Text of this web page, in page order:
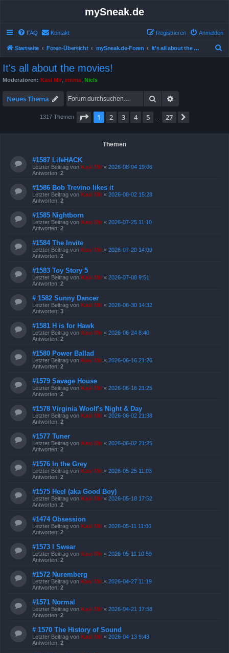
mySneak.de
FAQ Kontakt Anmelden
Registrieren
Startseite Foren-Übersicht mySneak.de-Foren It's all about the movies!
It's all about the movies!
Moderatoren: Kasi Mir emma Niels
Neues Thema Suche
1317 Themen Seite 1von
1 2 3 4 5 27
Themen
#1587 LifeHACK
Letzter Beitrag von Kasi Mir « 2026-08-04 19:06
Antworten: 2
#1586 Bob Trevino likes it
Letzter Beitrag von Kasi Mir « 2026-08-02 15:28
Antworten: 2
#1585 Nightborn
Letzter Beitrag von Kasi Mir « 2026-07-25 11:10
Antworten: 2
#1584 The Invite
Letzter Beitrag von Kasi Mir « 2026-07-20 14:09
Antworten: 2
#1583 Toy Story 5
Letzter Beitrag von Kasi Mir « 2026-07-08 9:51
Antworten: 2
# 1582 Sunny Dancer
Letzter Beitrag von Kasi Mir « 2026-06-30 14:32
Antworten: 3
#1581 H is for Hawk
Letzter Beitrag von Kasi Mir « 2026-06-24 8:40
Antworten: 2
#1580 Power Ballad
Letzter Beitrag von Kasi Mir « 2026-06-16 21:26
Antworten: 2
#1579 Savage House
Letzter Beitrag von Kasi Mir « 2026-06-16 21:25
Antworten: 2
#1578 Virginia Woolf's Night & Day
Letzter Beitrag von Kasi Mir « 2026-06-02 21:38
Antworten: 2
#1577 Tuner
Letzter Beitrag von Kasi Mir « 2026-06-02 21:25
Antworten: 2
#1576 In the Grey
Letzter Beitrag von Kasi Mir « 2026-05-25 11:03
Antworten: 2
#1575 Heel (aka Good Boy)
Letzter Beitrag von Kasi Mir « 2026-05-18 17:52
Antworten: 2
#1474 Obsession
Letzter Beitrag von Kasi Mir « 2026-05-11 11:06
Antworten: 2
#1573 I Swear
Letzter Beitrag von Kasi Mir « 2026-05-11 10:59
Antworten: 2
#1572 Nuremberg
Letzter Beitrag von Kasi Mir « 2026-04-27 11:19
Antworten: 2
#1571 Normal
Letzter Beitrag von Kasi Mir « 2026-04-21 17:58
Antworten: 2
# 1570 The History of Sound
Letzter Beitrag von Kasi Mir « 2026-04-13 9:43
Antworten: 2